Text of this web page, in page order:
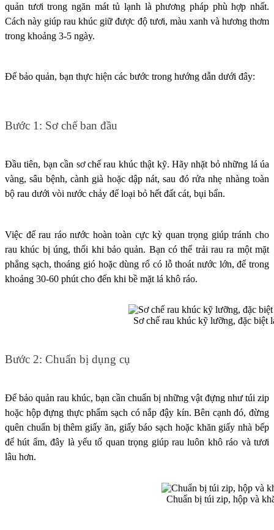
quản tươi trong ngăn mát tủ lạnh là phương pháp phù hợp nhất.
Cách này giúp rau khúc giữ được độ tươi, màu xanh và hương thơm
trong khoảng 3-5 ngày.
Để bảo quản, bạn thực hiện các bước trong hướng dẫn dưới đây:
Bước 1: Sơ chế ban đầu
Đầu tiên, bạn cần sơ chế rau khúc thật kỹ. Hãy nhặt bỏ những lá úa
vàng, sâu bệnh, cành già hoặc dập nát, sau đó rửa nhẹ nhàng toàn
bộ rau dưới vòi nước chảy để loại bỏ hết đất cát, bụi bẩn.
Việc để rau ráo nước hoàn toàn cực kỳ quan trọng giúp tránh cho
rau khúc bị úng, thối khi bảo quản. Bạn có thể trải rau ra một mặt
phẳng sạch, thoáng gió hoặc dùng rổ có lỗ thoát nước lớn, để trong
khoảng 30-60 phút cho đến khi bề mặt lá khô ráo.
Sơ chế rau khúc kỹ lưỡng, đặc biệt
Bước 2: Chuẩn bị dụng cụ
Để bảo quản rau khúc, bạn cần chuẩn bị những vật đựng như túi zip
hoặc hộp đựng thực phẩm sạch có nắp đậy kín. Bên cạnh đó, đừng
quên chuẩn bị thêm giấy ăn, giấy báo sạch hoặc khăn giấy nhà bếp
để hút ẩm, đây là yếu tố quan trọng giúp rau luôn khô ráo và tươi
lâu hơn.
Chuẩn bị túi zip, hộp và